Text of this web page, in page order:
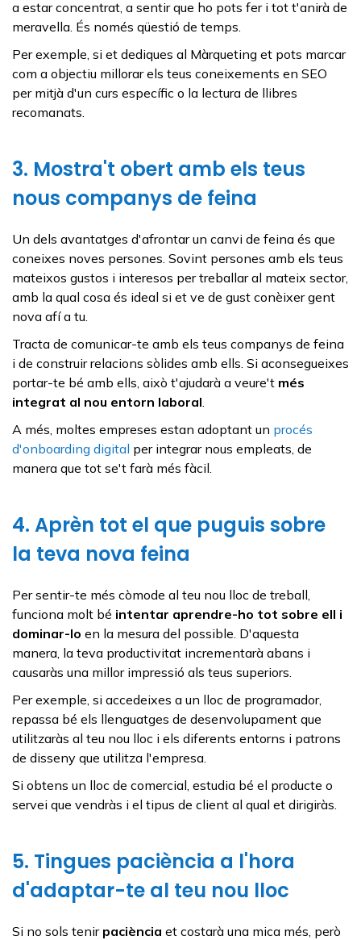
a estar concentrat, a sentir que ho pots fer i tot t'anirà de
meravella. És només qüestió de temps.
Per exemple, si et dediques al Màrqueting et pots marcar
com a objectiu millorar els teus coneixements en SEO
per mitjà d'un curs específic o la lectura de llibres
recomanats.
3. Mostra't obert amb els teus
nous companys de feina
Un dels avantatges d'afrontar un canvi de feina és que
coneixes noves persones. Sovint persones amb els teus
mateixos gustos i interesos per treballar al mateix sector,
amb la qual cosa és ideal si et ve de gust conèixer gent
nova afí a tu.
Tracta de comunicar-te amb els teus companys de feina
i de construir relacions sòlides amb ells. Si aconsegueixes
portar-te bé amb ells, això t'ajudarà a veure't més
integrat al nou entorn laboral
A més, moltes empreses estan adoptant un procés
d'onboarding digital per integrar nous empleats, de
manera que tot se't farà més fàcil.
4. Aprèn tot el que puguis sobre
la teva nova feina
Per sentir-te més còmode al teu nou lloc de treball,
funciona molt bé intentar aprendre-ho tot sobre ell i
dominar-lo en la mesura del possible. D'aquesta
manera, la teva productivitat incrementarà abans i
causaràs una millor impressió als teus superiors.
Per exemple, si accedeixes a un lloc de programador,
repassa bé els llenguatges de desenvolupament que
utilitzaràs al teu nou lloc i els diferents entorns i patrons
de disseny que utilitza l'empresa.
Si obtens un lloc de comercial, estudia bé el producte o
servei que vendràs i el tipus de client al qual et dirigiràs.
5. Tingues paciència a l'hora
d'adaptar-te al teu nou lloc
Si no sols tenir paciència et costarà una mica més, però